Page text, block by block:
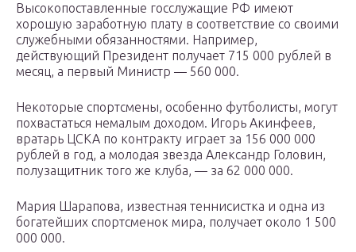
Высокопоставленные госслужащие РФ имеют
хорошую заработную плату в соответствие со своими
служебными обязанностями. Например,
действующий Президент получает 715 000 рублей в
месяц, а первый Министр — 560 000.
Некоторые спортсмены, особенно футболисты, могут
похвастаться немалым доходом. Игорь Акинфеев,
вратарь ЦСКА по контракту играет за 156 000 000
рублей в год, а молодая звезда Александр Головин,
полузащитник того же клуба, — за 62 000 000.
Мария Шарапова, известная теннисистка и одна из
богатейших спортсменок мира, получает около 1 500
000 000.